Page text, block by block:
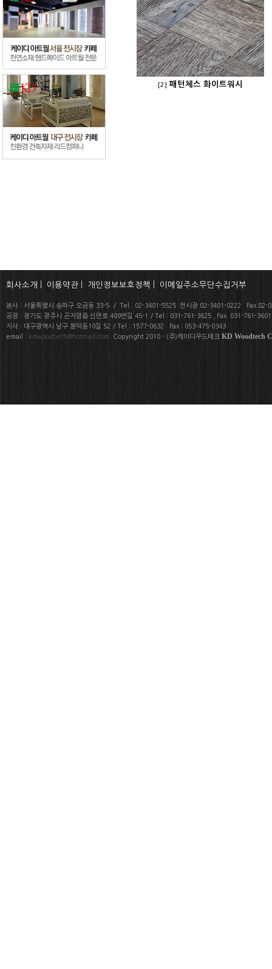
[2] 패턴체스 화이트워시
회사소개 이용약관 개인정보보호정책 이메일주소무단수집거부
본사 : 서울특별시 송파구 오금동 33-5 / Tel : 02-3401-5525 전시장 02-3401-0222 Fax.82-
공장 : 경기도 광주시 곤지암읍 신만로 409번길 45-1 / Tel : 031-761-3625 , Fax. 031-761-
지사 : 대구광역시 남구 봉덕동10길 52 / Tel : 1577-0632 Fax : 053-475-0343
email : kdwoodtech@hotmail.com Copyright 2010 - (주)케이디우드테크 KD Woodtech